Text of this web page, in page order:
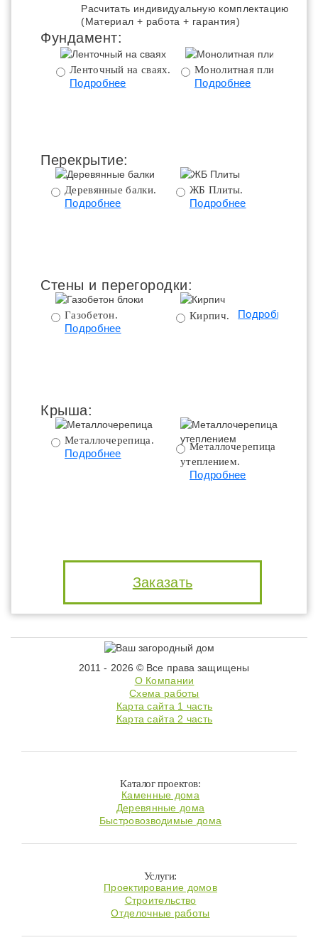
Расчитать индивидуальную комплектацию
(Материал + работа + гарантия)
Фундамент:
Ленточный на сваях.
Подробнее
Монолитная плита.
Подробнее
Перекрытие:
Деревянные балки.
Подробнее
ЖБ Плиты.
Подробнее
Стены и перегородки:
Газобетон.
Подробнее
Кирпич. Подробнее
Крыша:
Металлочерепица.
Подробнее
Металлочерепица с
утеплением.
Подробнее
Заказать
2011 - 2026 © Все права защищены
О Компании
Схема работы
Карта сайта 1 часть
Карта сайта 2 часть
Каталог проектов:
Каменные дома
Деревянные дома
Быстровозводимые дома
Услуги:
Проектирование домов
Строительство
Отделочные работы